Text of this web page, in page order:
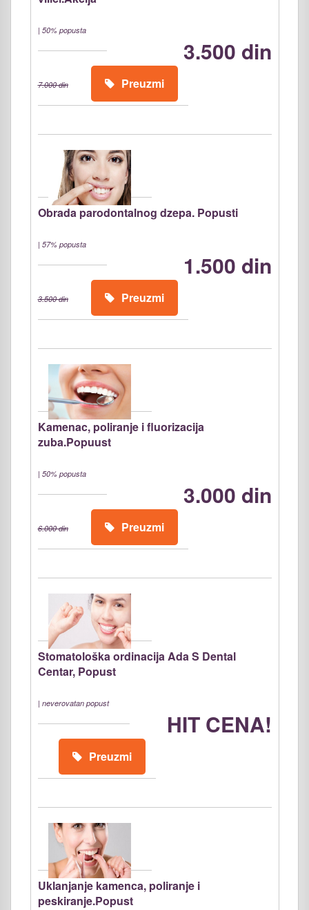
| 50% popusta
3.500 din
7.000 din Preuzmi
Obrada parodontalnog dzepa. Popusti
| 57% popusta
1.500 din
3.500 din Preuzmi
Kamenac, poliranje i fluorizacija
zuba.Popuust
| 50% popusta
3.000 din
6.000 din Preuzmi
Stomatološka ordinacija Ada S Dental
Centar, Popust
| neverovatan popust
HIT CENA!
Preuzmi
Uklanjanje kamenca, poliranje i
peskiranje.Popust